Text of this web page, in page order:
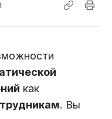
как
. Вы